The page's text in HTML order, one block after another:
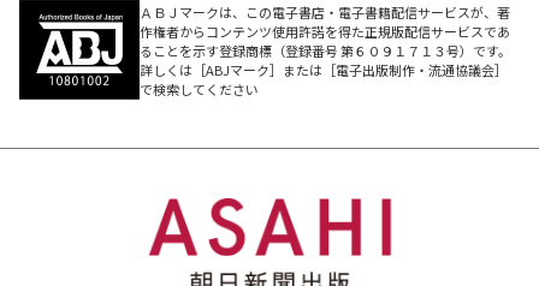
ＡＢＪマークは、この電子書店・電子書籍配信サービスが、著
作権者からコンテンツ使用許諾を得た正規版配信サービスであ
ることを示す登録商標（登録番号 第６０９１７１３号）です。
詳しくは［ABJマーク］または［電子出版制作・流通協議会］
で検索してください